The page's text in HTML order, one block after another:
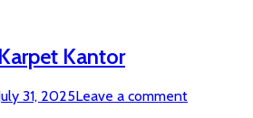
Kantor
31, 2025Leave a comment